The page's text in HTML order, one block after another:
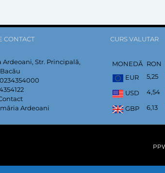
CONTACT
Ardeoani, Str. Principală,
0234354000
Ardeoani
CURS VALUTAR
MONEDĂ RON
EUR
5,25
USD 4,54
GBP 6,13